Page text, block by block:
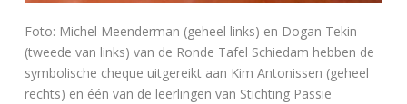
Foto: Michel Meenderman (geheel links) en Dogan Tekin
(tweede van links) van de Ronde Tafel Schiedam hebben de
symbolische cheque uitgereikt aan Kim Antonissen (geheel
rechts) en één van de leerlingen van Stichting Passie